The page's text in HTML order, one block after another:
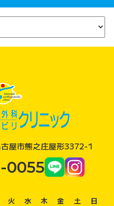
屋市熊之庄屋形3372-1
0055
火 水 木 金 土
日